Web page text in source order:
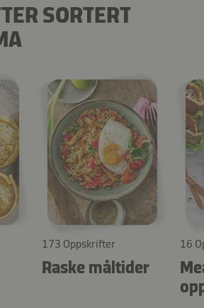
SORTERT
173 Oppskrifter
Raske måltider
16